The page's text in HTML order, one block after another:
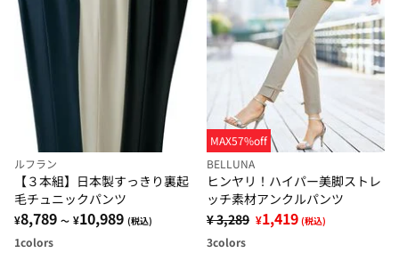
ルフラン
【３本組】日本製すっきり裏起
毛チュニックパンツ
¥8,789 ～ ¥10,989 (税込)
1colors
MAX57%off
BELLUNA
ヒンヤリ！ハイパー美脚ストレ
ッチ素材アンクルパンツ
¥ 3,289 ¥1,419 (税込)
3colors